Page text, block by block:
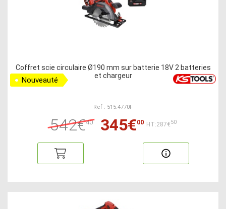
Coffret scie circulaire Ø190 mm sur batterie 18V 2 batteries
et chargeur
Nouveauté
Ref : 515.4770F
542€40 345€00 HT:287€50